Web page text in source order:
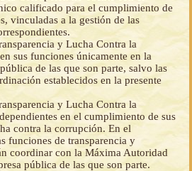
calificado para el cumplimiento de
vinculadas a la gestión de las
y Lucha Contra la
sus funciones únicamente en la
de las que son parte, salvo las
establecidos en la presente
y Lucha Contra la
en el cumplimiento de sus
contra la corrupción. En el
funciones de transparencia y
coordinar con la Máxima Autoridad
pública de las que son parte.